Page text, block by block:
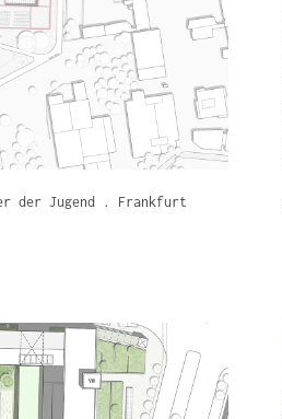
der Jugend . Frankfurt